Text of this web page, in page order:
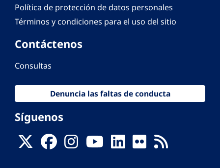
Política de protección de datos personales
Términos y condiciones para el uso del sitio
Contáctenos
Consultas
Denuncia las faltas de conducta
Síguenos